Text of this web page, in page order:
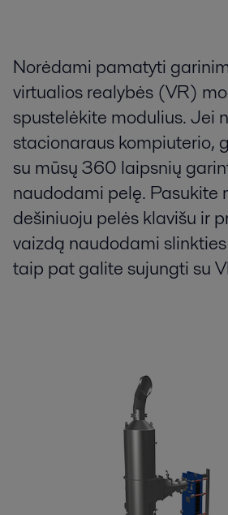
Norėdami pamatyti
virtualios realybės (VR)
spustelėkite modulius. Jei
stacionaraus kompiuterio,
su mūsų 360 laipsnių
naudodami pelę. Pasukite
dešiniuoju pelės klavišu ir
vaizdą naudodami
taip pat galite sujungti su